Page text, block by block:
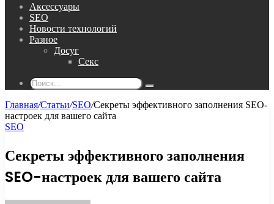
Аксессуары
SEO
Новости технологий
Разное
Досуг
Секс
Поиск...
Главная/Статьи/SEO/Секреты эффективного заполнения SEO-
настроек для вашего сайта
SEO
Секреты эффективного заполнения
SEO-настроек для вашего сайта